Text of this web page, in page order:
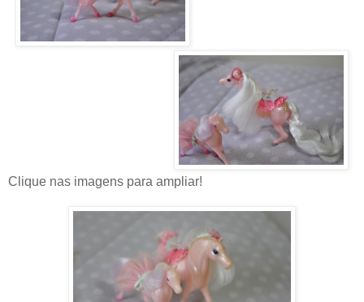
Clique nas imagens para ampliar!